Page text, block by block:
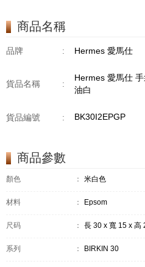
商品名稱
品牌 : Hermes 愛馬仕
貨品名稱 :
Hermes 愛馬仕
油白
貨品編號 : BK30I2EPGP
商品參數
顏色 ： 米白色
材料 ： Epsom
尺码 ： 長 30 x 寬 15 x 高
系列 ： BIRKIN 30